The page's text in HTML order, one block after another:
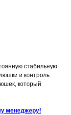
стабильную
и контроль
который
менеджеру!